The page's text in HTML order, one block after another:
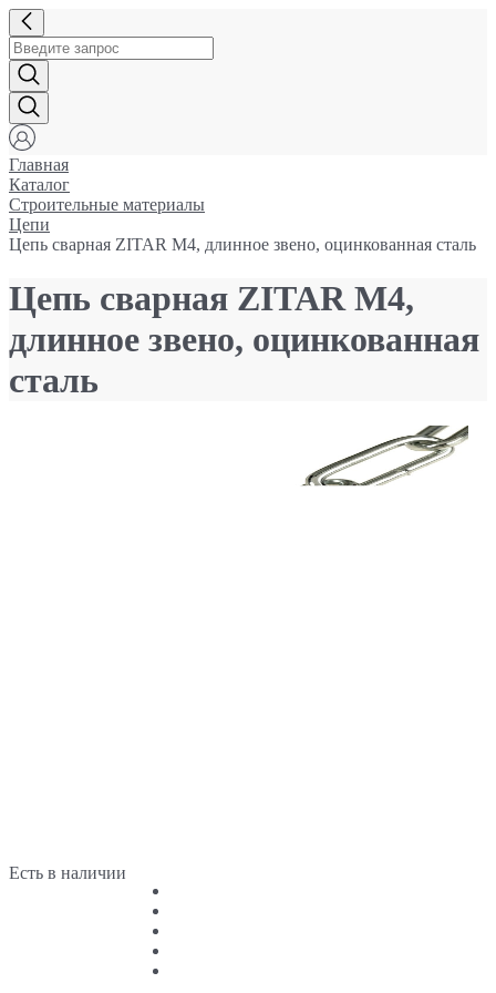
Главная
Каталог
Строительные материалы
Цепи
Цепь сварная ZITAR М4, длинное звено, оцинкованная сталь
Цепь сварная ZITAR М4,
длинное звено, оцинкованная
сталь
Есть в наличии